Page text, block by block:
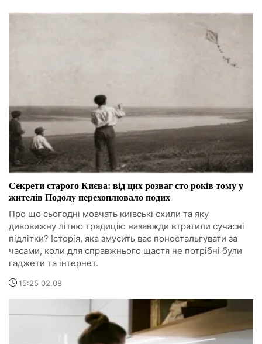
Секрети старого Києва: від цих розваг сто років тому у
жителів Подолу перехоплювало подих
Про що сьогодні мовчать київські схили та яку
дивовижну літню традицію назавжди втратили сучасні
підлітки? Історія, яка змусить вас поностальгувати за
часами, коли для справжнього щастя не потрібні були
гаджети та інтернет.
15:25 02.08